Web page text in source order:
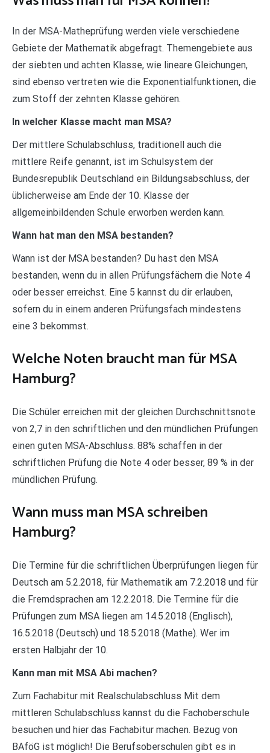
In der MSA-Matheprüfung werden viele verschiedene
Gebiete der Mathematik abgefragt. Themengebiete aus
der siebten und achten Klasse, wie lineare Gleichungen,
sind ebenso vertreten wie die Exponentialfunktionen, die
zum Stoff der zehnten Klasse gehören.
In welcher Klasse macht man MSA?
Der mittlere Schulabschluss, traditionell auch die
mittlere Reife genannt, ist im Schulsystem der
Bundesrepublik Deutschland ein Bildungsabschluss, der
üblicherweise am Ende der 10. Klasse der
allgemeinbildenden Schule erworben werden kann.
Wann hat man den MSA bestanden?
Wann ist der MSA bestanden? Du hast den MSA
bestanden, wenn du in allen Prüfungsfächern die Note 4
oder besser erreichst. Eine 5 kannst du dir erlauben,
sofern du in einem anderen Prüfungsfach mindestens
eine 3 bekommst.
Welche Noten braucht man für MSA
Hamburg?
Die Schüler erreichen mit der gleichen Durchschnittsnote
von 2,7 in den schriftlichen und den mündlichen Prüfungen
einen guten MSA-Abschluss. 88% schaffen in der
schriftlichen Prüfung die Note 4 oder besser, 89 % in der
mündlichen Prüfung.
Wann muss man MSA schreiben
Hamburg?
Die Termine für die schriftlichen Überprüfungen liegen für
Deutsch am 5.2.2018, für Mathematik am 7.2.2018 und für
die Fremdsprachen am 12.2.2018. Die Termine für die
Prüfungen zum MSA liegen am 14.5.2018 (Englisch),
16.5.2018 (Deutsch) und 18.5.2018 (Mathe). Wer im
ersten Halbjahr der 10.
Kann man mit MSA Abi machen?
Zum Fachabitur mit Realschulabschluss Mit dem
mittleren Schulabschluss kannst du die Fachoberschule
besuchen und hier das Fachabitur machen. Bezug von
BAföG ist möglich! Die Berufsoberschulen gibt es in